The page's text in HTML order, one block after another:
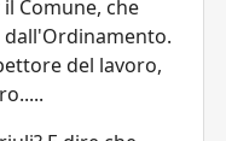
Comune, che
del lavoro,